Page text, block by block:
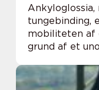
tungebinding,
mobiliteten af
grund af et
problemer